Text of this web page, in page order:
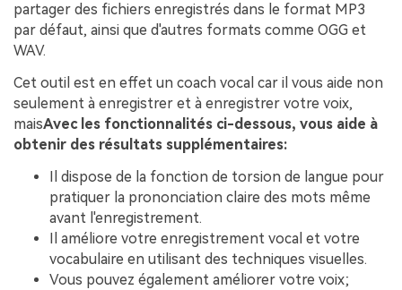
partager des fichiers enregistrés dans le format MP3
par défaut, ainsi que d'autres formats comme OGG et
WAV.
Cet outil est en effet un coach vocal car il vous aide non
seulement à enregistrer et à enregistrer votre voix,
maisAvec les fonctionnalités ci-dessous, vous aide à
obtenir des résultats supplémentaires:
Il dispose de la fonction de torsion de langue pour
pratiquer la prononciation claire des mots même
avant l'enregistrement.
Il améliore votre enregistrement vocal et votre
vocabulaire en utilisant des techniques visuelles.
Vous pouvez également améliorer votre voix;